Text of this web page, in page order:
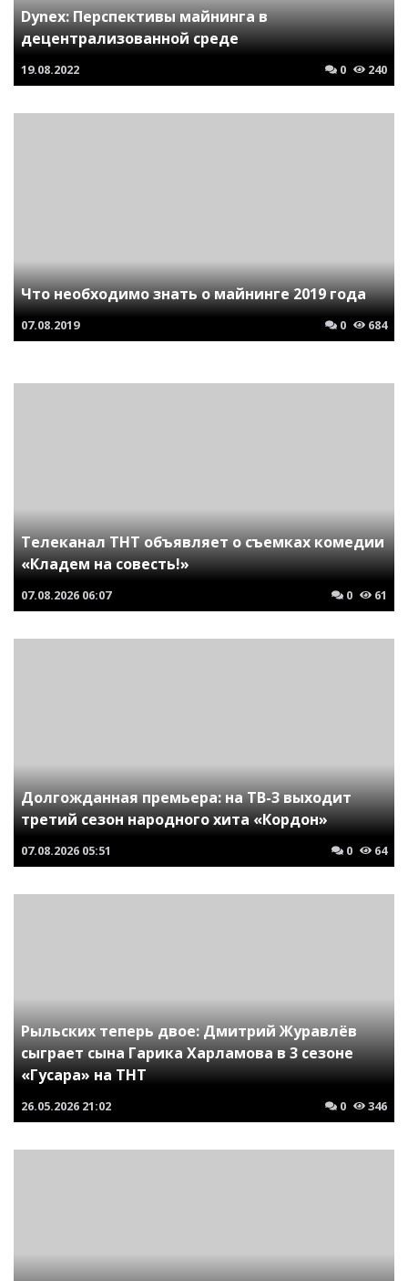
Dynex: Перспективы майнинга в
децентрализованной среде
19.08.2022 0 240
Что необходимо знать о майнинге 2019 года
07.08.2019 0 684
Телеканал ТНТ объявляет о съемках комедии
«Кладем на совесть!»
07.08.2026 06:07 0 61
Долгожданная премьера: на ТВ-3 выходит
третий сезон народного хита «Кордон»
07.08.2026 05:51 0 64
Рыльских теперь двое: Дмитрий Журавлёв
сыграет сына Гарика Харламова в 3 сезоне
«Гусара» на ТНТ
26.05.2026 21:02 0 346